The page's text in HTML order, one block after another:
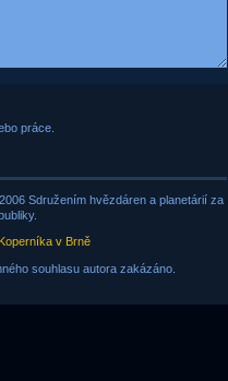
práce.
Sdružením hvězdáren a planetárií za
v Brně
souhlasu autora zakázáno.